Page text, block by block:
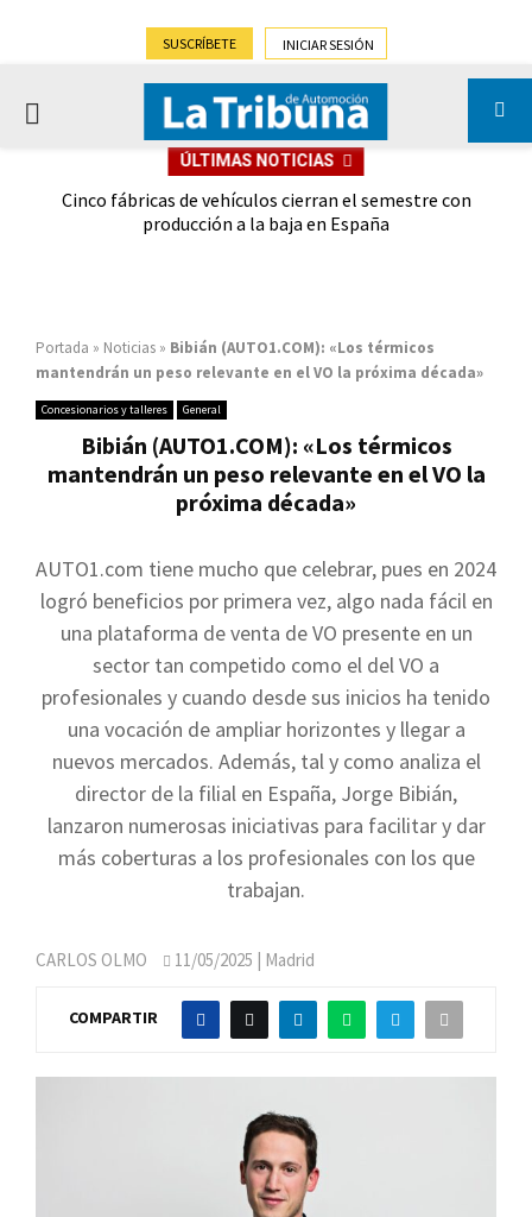
SUSCRÍBETE INICIAR SESIÓN
PRIMARY
ÚLTIMAS NOTICIAS
Cinco fábricas de vehículos cierran el semestre con
producción a la baja en España
Portada » Noticias » Bibián (AUTO1.COM): «Los térmicos
mantendrán un peso relevante en el VO la próxima década»
Concesionarios y talleres General
Bibián (AUTO1.COM): «Los térmicos
mantendrán un peso relevante en el VO la
próxima década»
AUTO1.com tiene mucho que celebrar, pues en 2024
logró beneficios por primera vez, algo nada fácil en
una plataforma de venta de VO presente en un
sector tan competido como el del VO a
profesionales y cuando desde sus inicios ha tenido
una vocación de ampliar horizontes y llegar a
nuevos mercados. Además, tal y como analiza el
director de la filial en España, Jorge Bibián,
lanzaron numerosas iniciativas para facilitar y dar
más coberturas a los profesionales con los que
trabajan.
CARLOS OLMO 11/05/2025 | Madrid
COMPARTIR